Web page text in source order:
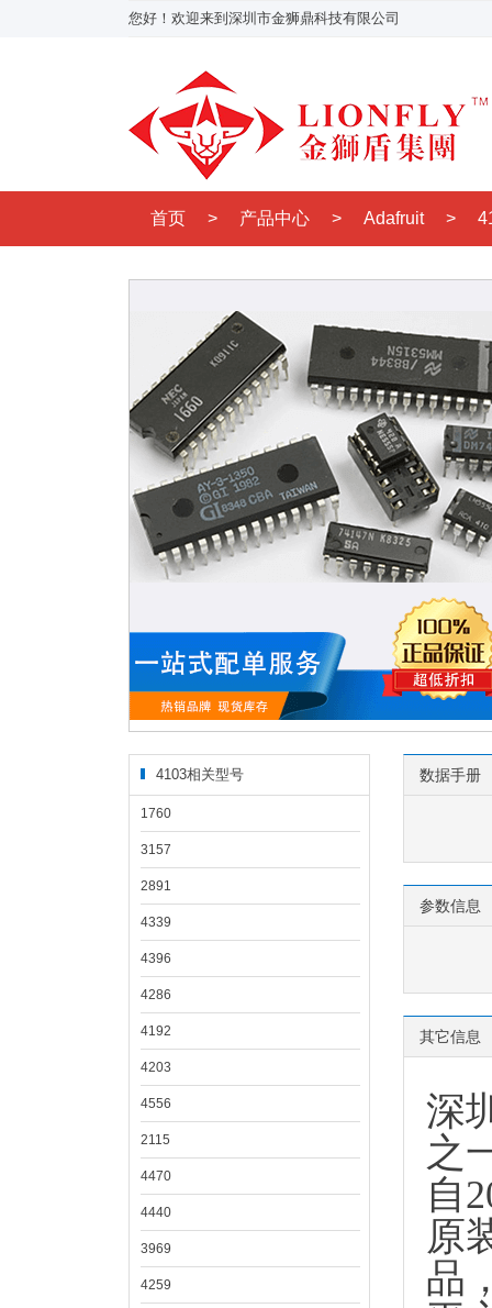
您好！欢迎来到深圳市金狮鼎科技有限公司
首页 > 产品中心 > Adafruit >
4103相关型号
1760
3157
2891
4339
4396
4286
4192
4203
4556
2115
4470
4440
3969
4259
数据手册
参数信息
其它信息
深
之
自
原
品